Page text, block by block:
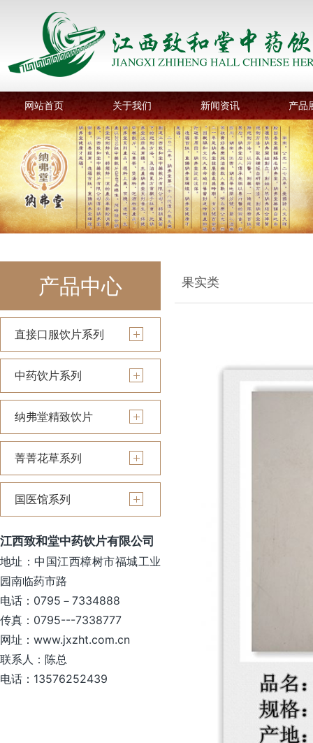
网站首页 关于我们 新闻资讯 产品
产品中心
直接口服饮片系列
中药饮片系列
纳弗堂精致饮片
菁菁花草系列
国医馆系列
江西致和堂中药饮片有限公司
地址：中国江西樟树市福城工业
园南临药市路
电话：0795－7334888
传真：0795---7338777
网址：www.jxzht.com.cn
联系人：陈总
电话：13576252439
果实类